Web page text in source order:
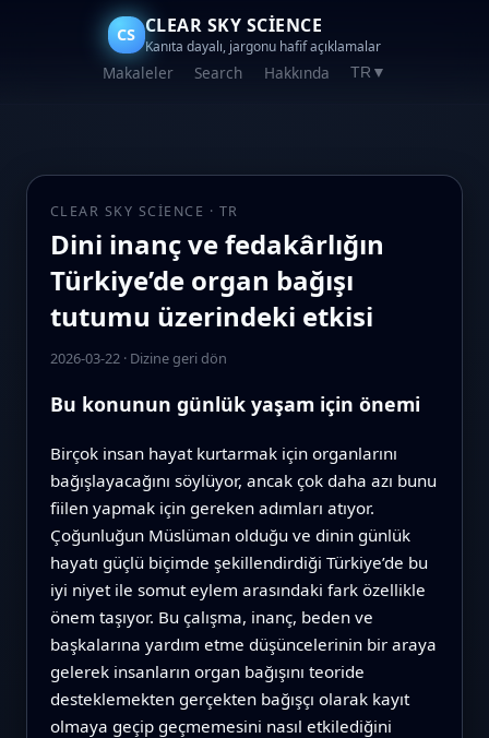
CS CLEAR SKY SCIENCE
Kanıta dayalı, jargonu hafif açıklamalar
Makaleler Search Hakkında TR ▼
CLEAR SKY SCIENCE · TR
Dini inanç ve fedakârlığın
Türkiye’de organ bağışı
tutumu üzerindeki etkisi
2026-03-22· Dizine geri dön
Bu konunun günlük yaşam için önemi
Birçok insan hayat kurtarmak için organlarını
bağışlayacağını söylüyor, ancak çok daha azı bunu
fiilen yapmak için gereken adımları atıyor.
Çoğunluğun Müslüman olduğu ve dinin günlük
hayatı güçlü biçimde şekillendirdiği Türkiye’de bu
iyi niyet ile somut eylem arasındaki fark özellikle
önem taşıyor. Bu çalışma, inanç, beden ve
başkalarına yardım etme düşüncelerinin bir araya
gelerek insanların organ bağışını teoride
desteklemekten gerçekten bağışçı olarak kayıt
olmaya geçip geçmemesini nasıl etkilediğini